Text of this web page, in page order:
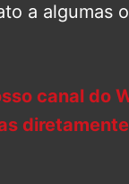
a algumas
canal do